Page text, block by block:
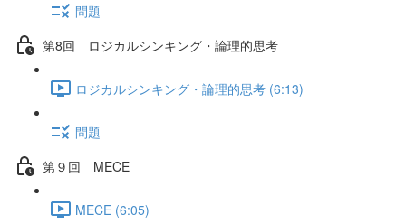
問題
第8回 ロジカルシンキング・論理的思考
ロジカルシンキング・論理的思考 (6:13)
問題
第９回 MECE
MECE (6:05)